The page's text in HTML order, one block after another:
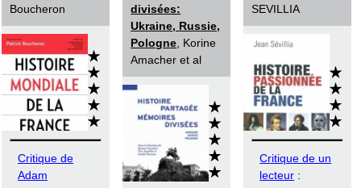
Boucheron
Critique de
Adam
divisées:
Ukraine, Russie,
Pologne , Korine
Amacher et al
SEVILLIA
Critique de un
lecteur :